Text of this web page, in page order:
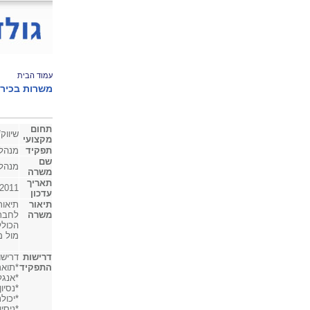
עמוד הבית
משרות
תחום
מקצועי
תפקיד
שם
משרה
תאריך
עדכון
תיאור
משרה
מול
דרישות
התפקיד
*נסיון של 5-10 שנים בניהול סחר